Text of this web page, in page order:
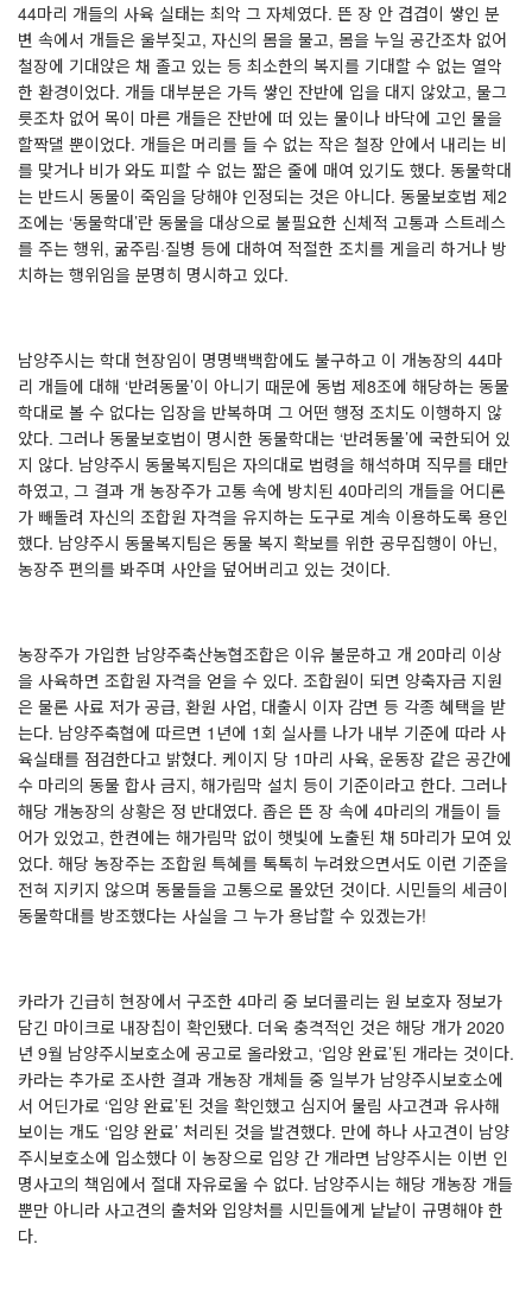
44마리 개들의 사육 실태는 최악 그 자체였다. 뜬 장 안 겹겹이 쌓인 분
변 속에서 개들은 울부짖고, 자신의 몸을 물고, 몸을 누일 공간조차 없어
철장에 기대앉은 채 졸고 있는 등 최소한의 복지를 기대할 수 없는 열악
한 환경이었다. 개들 대부분은 가득 쌓인 잔반에 입을 대지 않았고, 물그
릇조차 없어 목이 마른 개들은 잔반에 떠 있는 물이나 바닥에 고인 물을
할짝댈 뿐이었다. 개들은 머리를 들 수 없는 작은 철장 안에서 내리는 비
를 맞거나 비가 와도 피할 수 없는 짧은 줄에 매여 있기도 했다. 동물학대
는 반드시 동물이 죽임을 당해야 인정되는 것은 아니다. 동물보호법 제2
조에는 ‘동물학대’란 동물을 대상으로 불필요한 신체적 고통과 스트레스
를 주는 행위, 굶주림·질병 등에 대하여 적절한 조치를 게을리 하거나 방
치하는 행위임을 분명히 명시하고 있다.
남양주시는 학대 현장임이 명명백백함에도 불구하고 이 개농장의 44마
리 개들에 대해 ‘반려동물’이 아니기 때문에 동법 제8조에 해당하는 동물
학대로 볼 수 없다는 입장을 반복하며 그 어떤 행정 조치도 이행하지 않
았다. 그러나 동물보호법이 명시한 동물학대는 ‘반려동물’에 국한되어 있
지 않다. 남양주시 동물복지팀은 자의대로 법령을 해석하며 직무를 태만
하였고, 그 결과 개 농장주가 고통 속에 방치된 40마리의 개들을 어디론
가 빼돌려 자신의 조합원 자격을 유지하는 도구로 계속 이용하도록 용인
했다. 남양주시 동물복지팀은 동물 복지 확보를 위한 공무집행이 아닌,
농장주 편의를 봐주며 사안을 덮어버리고 있는 것이다.
농장주가 가입한 남양주축산농협조합은 이유 불문하고 개 20마리 이상
을 사육하면 조합원 자격을 얻을 수 있다. 조합원이 되면 양축자금 지원
은 물론 사료 저가 공급, 환원 사업, 대출시 이자 감면 등 각종 혜택을 받
는다. 남양주축협에 따르면 1 년에 1회 실사를 나가 내부 기준에 따라 사
육실태를 점검한다고 밝혔다. 케이지 당 1 마리 사육, 운동장 같은 공간에
수 마리의 동물 합사 금지, 해가림막 설치 등이 기준이라고 한다. 그러나
해당 개농장의 상황은 정 반대였다. 좁은 뜬 장 속에 4마리의 개들이 들
어가 있었고, 한켠에는 해가림막 없이 햇빛에 노출된 채 5마리가 모여 있
었다. 해당 농장주는 조합원 특혜를 톡톡히 누려왔으면서도 이런 기준을
전혀 지키지 않으며 동물들을 고통으로 몰았던 것이다. 시민들의 세금이
동물학대를 방조했다는 사실을 그 누가 용납할 수 있겠는가!
카라가 긴급히 현장에서 구조한 4마리 중 보더콜리는 원 보호자 정보가
담긴 마이크로 내장칩이 확인됐다. 더욱 충격적인 것은 해당 개가 2020
년 9월 남양주시보호소에 공고로 올라왔고, ‘입양 완료’된 개라는 것이다.
카라는 추가로 조사한 결과 개농장 개체들 중 일부가 남양주시보호소에
서 어딘가로 ‘입양 완료’된 것을 확인했고 심지어 물림 사고견과 유사해
보이는 개도 ‘입양 완료’ 처리된 것을 발견했다. 만에 하나 사고견이 남양
주시보호소에 입소했다 이 농장으로 입양 간 개라면 남양주시는 이번 인
명사고의 책임에서 절대 자유로울 수 없다. 남양주시는 해당 개농장 개들
뿐만 아니라 사고견의 출처와 입양처를 시민들에게 낱낱이 규명해야 한
다.